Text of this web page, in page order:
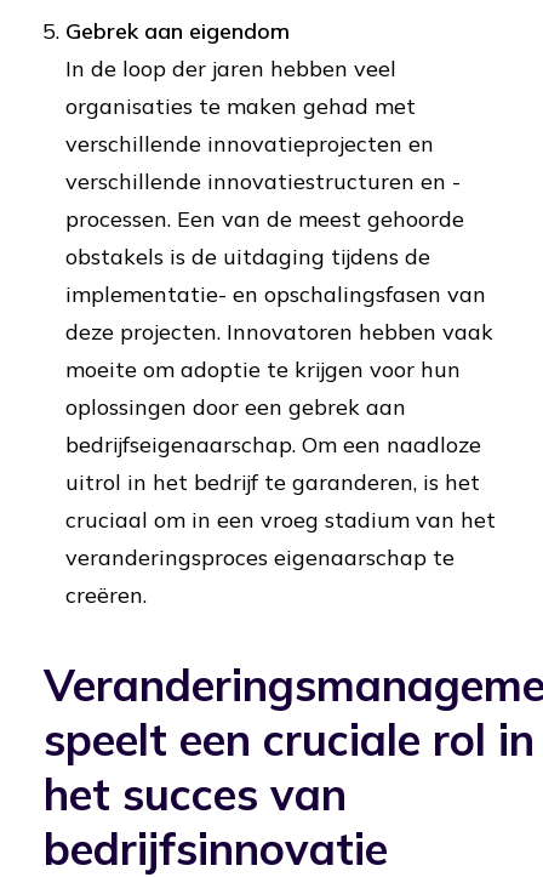
Gebrek aan eigendom
In de loop der jaren hebben veel
organisaties te maken gehad met
verschillende innovatieprojecten en
verschillende innovatiestructuren en -
processen. Een van de meest gehoorde
obstakels is de uitdaging tijdens de
implementatie- en opschalingsfasen van
deze projecten. Innovatoren hebben vaak
moeite om adoptie te krijgen voor hun
oplossingen door een gebrek aan
bedrijfseigenaarschap. Om een naadloze
uitrol in het bedrijf te garanderen, is het
cruciaal om in een vroeg stadium van het
veranderingsproces eigenaarschap te
creëren.
speelt een cruciale rol in
het succes van
bedrijfsinnovatie